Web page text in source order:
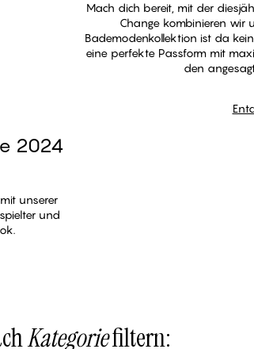
Mach dich bereit, mit der
Change kombinieren wir
Bademodenkollektion ist da
eine perfekte Passform mit
den
2024
unserer
und
Kategoriefiltern: